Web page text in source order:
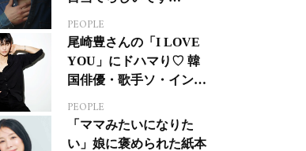
ジカルへの挑戦
PEOPLE
尾崎豊さんの「I LOVE
YOU」にドハマり♡ 韓
国俳優・歌手ソ・イング
人生って？
PEOPLE
「ママみたいになりた
い」娘に褒められた紙本